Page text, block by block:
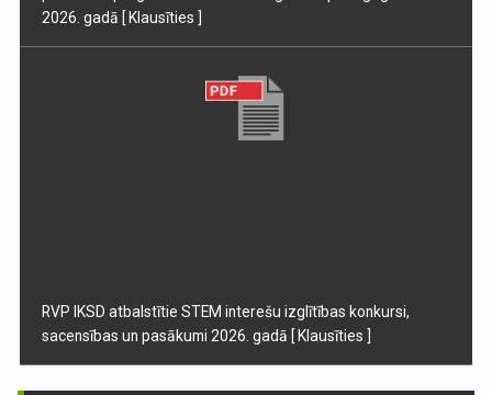
2026. gadā [ Klausīties ]
RVP IKSD atbalstītie STEM interešu izglītības konkursi,
sacensības un pasākumi 2026. gadā [ Klausīties ]